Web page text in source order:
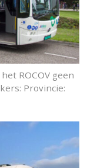
ROCOV geen
Provincie: